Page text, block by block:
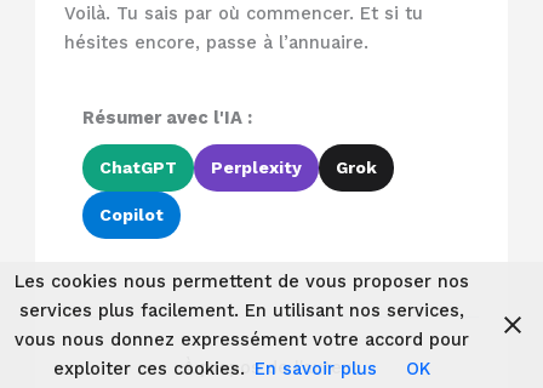
Voilà. Tu sais par où commencer. Et si tu
hésites encore, passe à l’annuaire.
Résumer avec l'IA :
ChatGPT Perplexity Grok
Copilot
À propos de l'auteur
Les cookies nous permettent de vous proposer nos
services plus facilement. En utilisant nos services,
vous nous donnez expressément votre accord pour
exploiter ces cookies. En savoir plus OK